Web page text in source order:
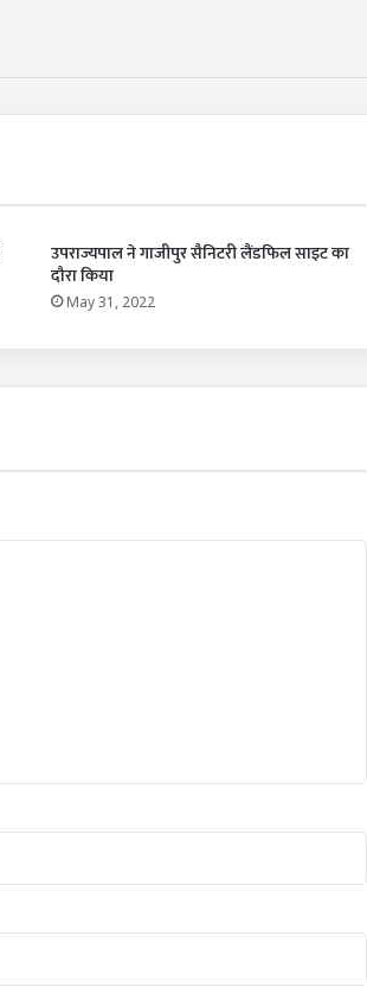
उपराज्यपाल ने गाजीपुर सैनिटरी लैंडफिल साइट का
दौरा किया
May 31, 2022